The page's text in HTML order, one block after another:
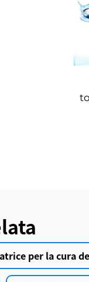
per la cura